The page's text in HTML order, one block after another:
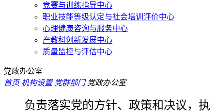
竞赛与训练指导中心
职业技能等级认定与社会培训评价中心
心理健康咨询与服务中心
产教科创新发展中心
质量监控与评估中心
党政办公室
首页 机构设置 党群部门 党政办公室
负责落实党的方针、政策和决议，执